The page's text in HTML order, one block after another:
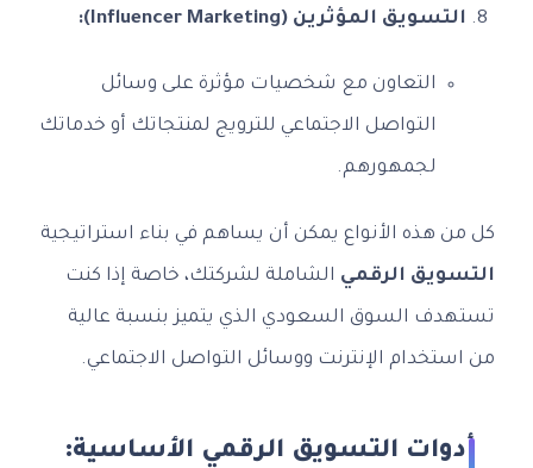
التسويق المؤثرين (Influencer Marketing):
التعاون مع شخصيات مؤثرة على وسائل
التواصل الاجتماعي للترويج لمنتجاتك أو خدماتك
لجمهورهم.
كل من هذه الأنواع يمكن أن يساهم في بناء استراتيجية
التسويق الرقمي الشاملة لشركتك، خاصة إذا كنت
تستهدف السوق السعودي الذي يتميز بنسبة عالية
من استخدام الإنترنت ووسائل التواصل الاجتماعي.
أدوات التسويق الرقمي الأساسية: